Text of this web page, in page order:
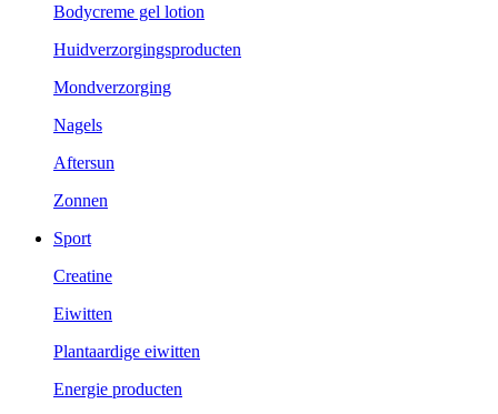
Bodycreme gel lotion
Huidverzorgingsproducten
Mondverzorging
Nagels
Aftersun
Zonnen
Sport
Creatine
Eiwitten
Plantaardige eiwitten
Energie producten